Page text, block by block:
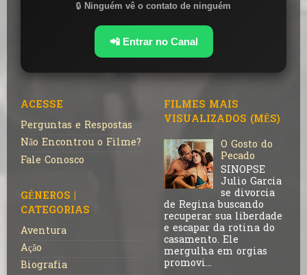
🔒 Ninguém vê o contato de ninguém
📲 Entrar no Canal
ACESSE
Perguntas e Respostas
Não Encontrou o Filme?
Fale Conosco
GÊNEROS |
CATEGORIAS
Aventura
Ação
Biografia
FILMES MAIS
VISUALIZADOS (MÊS)
O Gosto do
Pecado
SINOPSE
Julio Garcia
se divorcia
de Regina buscando
recuperar sua liberdade
e escapar da rotina do
casamento. Ele
mergulha em orgias
promovi...